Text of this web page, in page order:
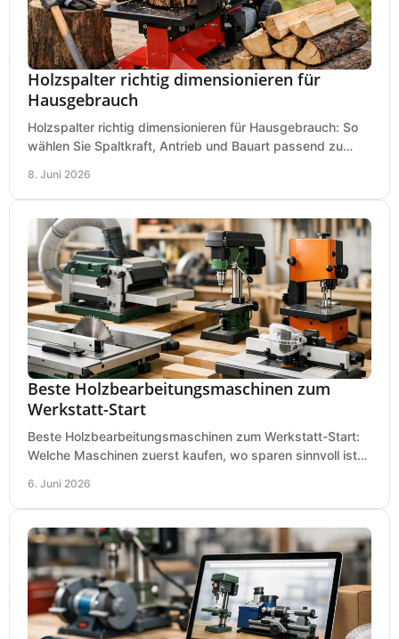
Holzspalter richtig dimensionieren für
Hausgebrauch
Holzspalter richtig dimensionieren für Hausgebrauch: So
wählen Sie Spaltkraft, Antrieb und Bauart passend zu
8. Juni 2026
Beste Holzbearbeitungsmaschinen zum
Werkstatt-Start
Beste Holzbearbeitungsmaschinen zum Werkstatt-Start:
Welche Maschinen zuerst kaufen, wo sparen sinnvoll ist
6. Juni 2026